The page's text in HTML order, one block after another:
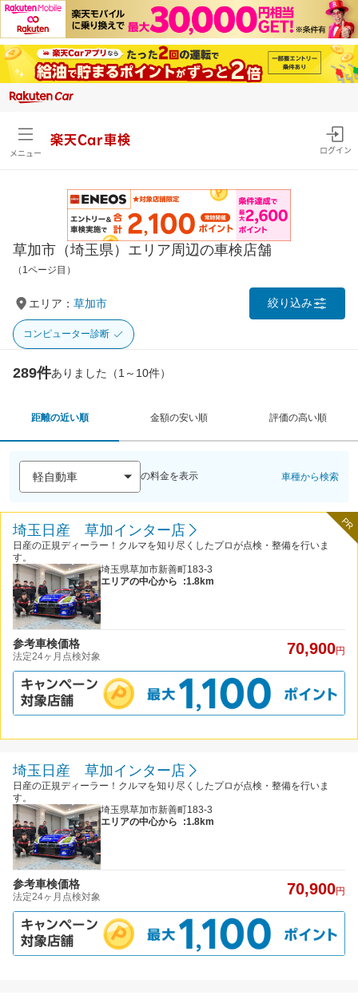
メニュー
楽天Car車検
ログイン
草加市（埼玉県）エリア周辺の車検店舗
（1ページ目）
エリア： 草加市 絞り込み
コンピューター診断
289件ありました（1～10件）
距離の近い順 金額の安い順 評価の高い順
の料金を表示 車種から検索
PR
埼玉日産 草加インター店
日産の正規ディーラー！クルマを知り尽くしたプロが点検・整備を行いま
す。
埼玉県草加市新善町183-3
エリアの中心から
:1.8km
参考車検価格
法定24ヶ月点検対象 70,900円
埼玉日産 草加インター店
日産の正規ディーラー！クルマを知り尽くしたプロが点検・整備を行いま
す。
埼玉県草加市新善町183-3
エリアの中心から
:1.8km
参考車検価格
法定24ヶ月点検対象 70,900円